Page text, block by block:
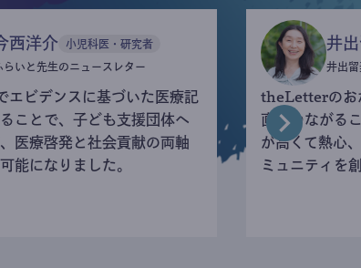
西洋介 小児科医・研究者
らいと先生のニュースレター
ビデンスに基づいた医療記
ことで、子ども支援団体へ
医療啓発と社会貢献の両軸
能になりました。
井
井出
theLetterのお
直接つながる
が高くて熱心
ミュニティを